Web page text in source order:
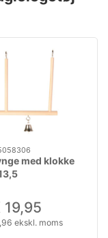
med klokke
19,95
ekskl. moms